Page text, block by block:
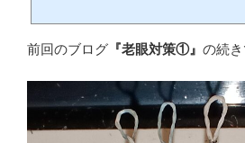
前回のブログ 『老眼対策①』 の続き